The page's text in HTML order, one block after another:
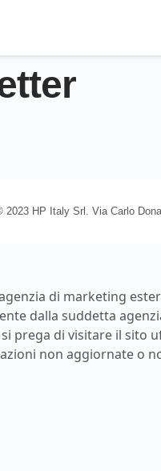
2023 HP Italy Srl. Via Carlo
di marketing
dalla suddetta
prega di visitare il sito
non aggiornate o